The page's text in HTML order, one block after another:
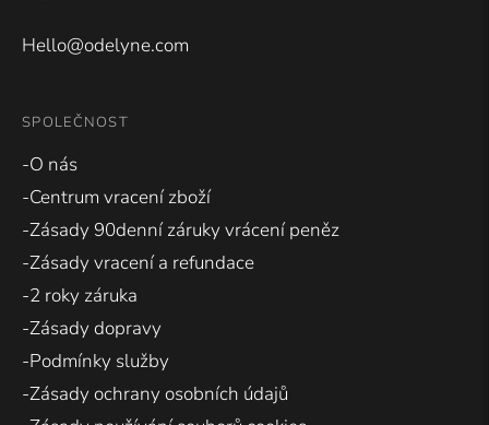
Hello@odelyne.com
SPOLEČNOST
-O nás
-Centrum vracení zboží
-Zásady 90denní záruky vrácení peněz
-Zásady vracení a refundace
-2 roky záruka
-Zásady dopravy
-Podmínky služby
-Zásady ochrany osobních údajů